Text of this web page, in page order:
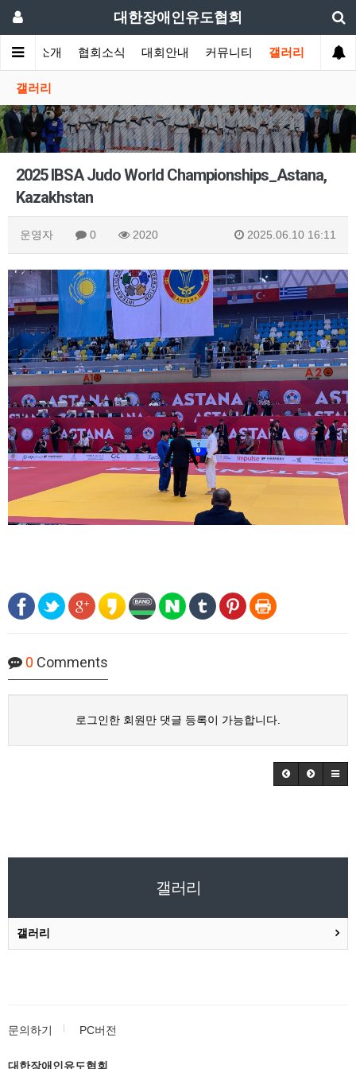
대한장애인유도협회
협회소개 협회소식 대회안내 커뮤니티 갤러리
갤러리
2025 IBSA Judo World Championships_Astana,
Kazakhstan
운영자 0 2020 2025.06.10 16:11
0 Comments
로그인한 회원만 댓글 등록이 가능합니다.
갤러리
갤러리
문의하기 PC버전
대한장애인유도협회